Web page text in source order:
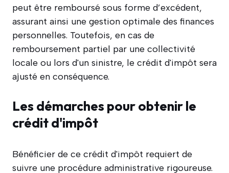
peut être remboursé sous forme d’excédent,
assurant ainsi une gestion optimale des finances
personnelles. Toutefois, en cas de
remboursement partiel par une collectivité
locale ou lors d'un sinistre, le crédit d'impôt sera
ajusté en conséquence.
Les démarches pour obtenir le
crédit d'impôt
Bénéficier de ce crédit d'impôt requiert de
suivre une procédure administrative rigoureuse.